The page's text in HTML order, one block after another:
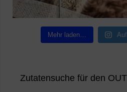
Mehr laden…
Zutatensuche für den